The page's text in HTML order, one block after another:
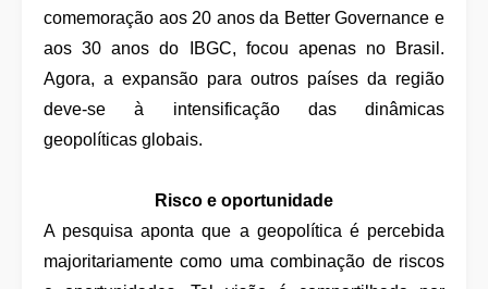
comemoração aos 20 anos da Better Governance e
aos 30 anos do IBGC, focou apenas no Brasil.
Agora, a expansão para outros países da região
deve-se à intensificação das dinâmicas
geopolíticas globais.
Risco e oportunidade
A pesquisa aponta que a geopolítica é percebida
majoritariamente como uma combinação de riscos